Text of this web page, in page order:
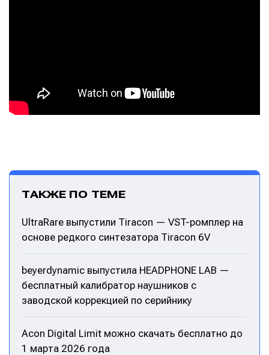
ТАКЖЕ ПО ТЕМЕ
UltraRare выпустили Tiracon — VST-ромплер на
основе редкого синтезатора Tiracon 6V
beyerdynamic выпустила HEADPHONE LAB —
бесплатный калибратор наушников с
заводской коррекцией по серийнику
Acon Digital Limit можно скачать бесплатно до
1 марта 2026 года